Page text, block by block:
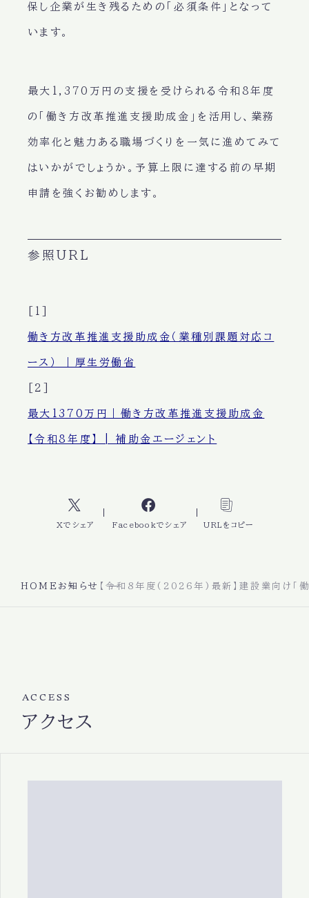
保し企業が生き残るための「必須条件」となって
います。
最大1,370万円の支援を受けられる令和8年度
の「働き方改革推進支援助成金」を活用し、業務
効率化と魅力ある職場づくりを一気に進めてみて
はいかがでしょうか。予算上限に達する前の早期
申請を強くお勧めします。
参照URL
[1]
働き方改革推進支援助成金（業種別課題対応コ
ース） ｜厚生労働省
[2]
最大1370万円｜働き方改革推進支援助成金
【令和8年度】 | 補助金エージェント
Xでシェア Facebookでシェア URLをコピー
HOME お知らせ 【令和8年度(2026年)最新】建設業向け「
ACCESS
アクセス